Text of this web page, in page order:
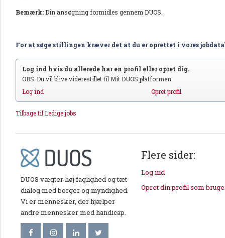
Bemærk:Din ansøgning formidles gennem DUOS.
For at søge stillingen kræver det at du er oprettet i vores
Log ind hvis du allerede har en profil eller opret dig.
OBS: Du vil blive viderestillet til Mit DUOS platformen.
Log ind
Opret profil
Tilbage til Ledige jobs
DUOS vægter høj faglighed og tæt
dialog med borger og myndighed.
Vi er mennesker, der hjælper
andre mennesker med handicap.
Flere sider:
Log ind
Opret din profil som